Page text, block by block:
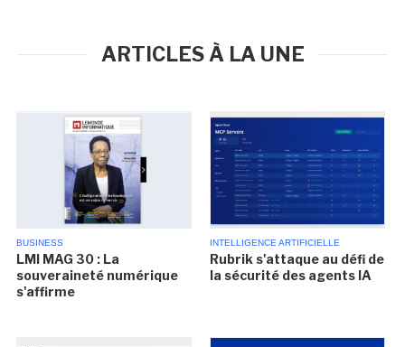
ARTICLES À LA UNE
BUSINESS
LMI MAG 30 : La
souveraineté numérique
s'affirme
INTELLIGENCE ARTIFICIELLE
Rubrik s'attaque au défi de
la sécurité des agents IA